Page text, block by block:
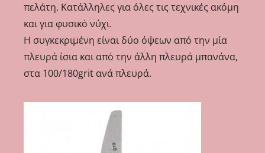
πελάτη. Κατάλληλες για όλες τις τεχνικές ακόμη
και για φυσικό νύχι.
Η συγκεκριμένη είναι δύο όψεων από την μία
πλευρά ίσια και από την άλλη πλευρά μπανάνα,
στα 100/180grit ανά πλευρά.